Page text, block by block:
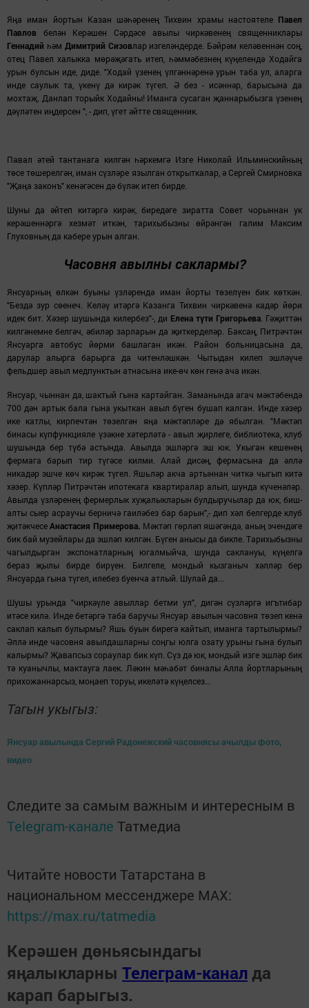
Яңа иман йортын Казан шәһәренең Тихвин храмы настоятеле Павел
Павлов белән Керәшен Сәрдәсе авылы чиркәвенең священниклары
Геннадий һәм Димитрий Сизовлар изгеләндерде. Бәйрәм келәвеннән соң,
отец Павел халыкка мөрәҗәгать итеп, һәммәбезнең күңелендә Ходайга
урын булсын иде, диде. "Ходай үзенең үлгәннәренә урын таба ул, аларга
инде саулык та, үкенү дә кирәк түгел. Ә без - исәннәр, барысына да
мохтаҗ. Данлап торыйк Ходайны! Иманга сусаган җаннарыбызга үзенең
дәүләтен иңдерсен ", - дип, үгет әйтте священник
Павал әтей тантанага килгән һәркемгә Изге Николай Ильминскийның
төсе төшерелгән, иман сүзләре язылган открыткалар, ә Сергей Смирновка
"Җаңа законъ" кенәгәсен дә бүләк итеп бирде.
Шуны да әйтеп китәргә кирәк, биредәге зиратта Совет чорыннан ук
керәшеннәргә хезмәт иткән, тарихыбызны өйрәнгән галим Максим
Глуховның да кабере урын алган.
Часовня авылны саклармы?
Янсуарның өлкән буыны үзләрендә иман йорты төзелүен бик көткән.
"Бездә зур сөенеч. Келәү итәргә Казанга Тихвин чиркәвенә кадәр йөри
идек бит. Хәзер шушында килербез"-, ди Елена түти Григорьева Гәҗиттән
килгәнемне белгәч, әбиләр зарларын да җиткерделәр. Баксаң, Питрәчтән
Янсуарга автобус йөрми башлаган икән. Район больницасына да,
дарулар алырга барырга да читенләшкән. Чытыдан килеп эшләүче
фельдшер авыл медпунктын атнасына ике-өч көн генә ача икән.
Янсуар, чыннан да, шактый гына картайган. Заманында агач мәктәбендә
700 дән артык бала гына укыткан авыл бүген бушап калган. Инде хәзер
ике катлы, кирпечтән төзелгән яңа мәктәпләре дә ябылган. "Мәктәп
бинасы күпфункцияле үзәкне хәтерләтә - авыл җирлеге, библиотека, клуб
шушында бер түбә астында. Авылда эшләргә эш юк. Укыган кешенең
фермага барып тир түгәсе килми. Алай дисәң, фермасына да әллә
никадәр эшче көч кирәк түгел. Яшьләр акча артыннан читкә чыгып китә
хәзер. Күпләр Питрәчтән ипотекага квартиралар алып, шунда күченәләр.
Авылда үзләренең фермерлык хуҗалыкларын булдыручылар да юк, биш-
алты сыер асраучы берничә гаиләбез бар барын",- дип хәл белгерде клуб
җитәкчесеАнастасия Примерова. Мәктәп гөрләп яшәгәндә, аның эчендәге
бик бай музейлары да эшләп килгән. Бүген анысы да бикле. Тарихыбызны
чагылдырган экспонатларның югалмыйча, шунда саклануы, күңелгә
бераз җылы бирде бирүен. Билгеле, мондый кызганыч хәлләр бер
Янсуарда гына түгел, илебез буенча атлый. Шулай да...
Шушы урында "чиркәүле авыллар бетми ул", дигән сүзләргә игътибар
итәсе килә. Инде бетәргә таба баручы Янсуар авылын часовня төзеп кенә
саклап калып булырмы? Яшь буын бирегә кайтып, иманга тартылырмы?
Әллә инде часовня авылдашларны соңгы юлга озату урыны гына булып
калырмы? Җавапсыз сораулар бик күп. Сүз дә юк, мондый изге эшләр бик
тә куанычлы, мактауга лаек. Ләкин мәһабәт биналы Алла йортларының
прихожаннарсыз, моңаеп торуы, икеләтә күңелсез...
Тагын укыгыз:
Янсуар авылында Сергий Радонежский часовнясы ачылды фото,
видео
Следите за самым важным и интересным в
Telegram-канале Татмедиа
Читайте новости Татарстана в
национальном мессенджере MАХ:
https://max.ru/tatmedia
Керәшен дөньясындагы
яңалыкларны Телеграм-канал да
карап барыгыз.